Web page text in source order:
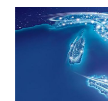
HOME
SERVIZI
ASSISTENZA